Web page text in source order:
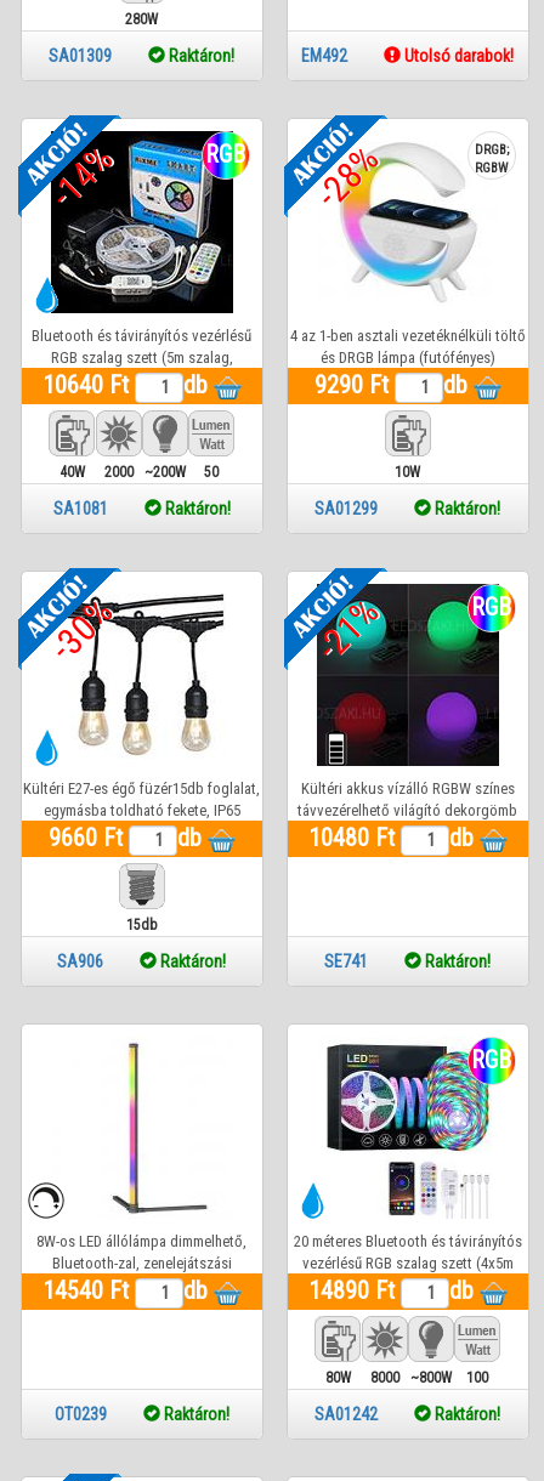
280W
SA01309 Raktáron! EM492 Utolsó darabok!
-14% RGB
Bluetooth és távirányítós vezérlésű
RGB szalag szett (5m szalag,
Bluetooth, távirányító) 1 év gar.
10640 Ft db
40W
2000
~200W 50
SA1081 Raktáron!
-28%
DRGB;
RGBW
4 az 1-ben asztali vezetéknélküli töltő
és DRGB lámpa (futófényes)
hangszóróval
9290 Ft db
10W
SA01299 Raktáron!
-30%
Kültéri E27-es égő füzér15db foglalat,
egymásba toldható fekete, IP65
9660 Ft db
15db
SA906 Raktáron!
-21% RGB
Kültéri akkus vízálló RGBW színes
távvezérelhető világító dekorgömb
10480 Ft db
SE741 Raktáron!
8W-os LED állólámpa dimmelhető,
Bluetooth-zal, zenelejátszási
funkcióval,
14540 Ft db
OT0239 Raktáron!
RGB
20 méteres Bluetooth és távirányítós
vezérlésű RGB szalag szett (4x5m
30led/m szalag, Bluetooth,
távirányító, app) 1 év gar.
14890 Ft db
80W
8000
~800W 100
SA01242 Raktáron!